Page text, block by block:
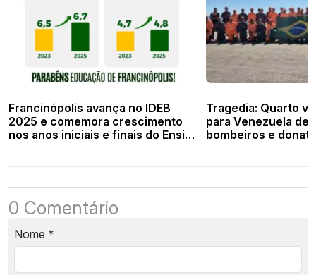
Francinópolis avança no IDEB
2025 e comemora crescimento
nos anos iniciais e finais do Ensino
Tragedia: Quarto
para Venezuela
bombeiros e
0 Comentário
Nome *